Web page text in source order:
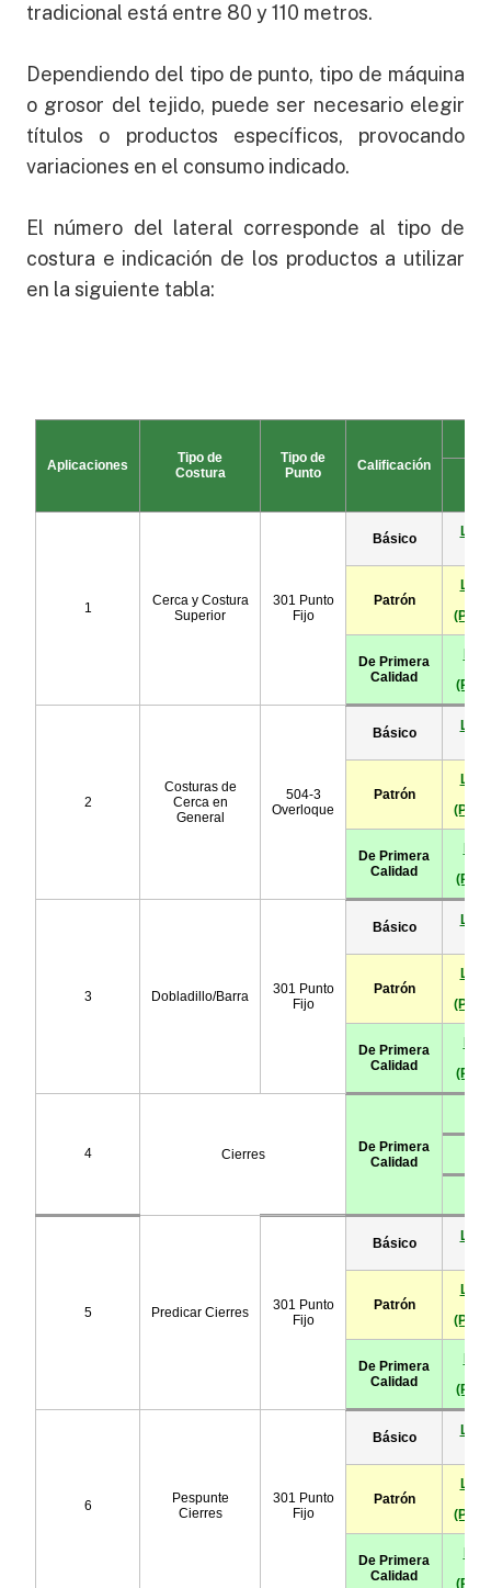
tradicional está entre 80 y 110 metros.
Dependiendo del tipo de punto, tipo de máquina
o grosor del tejido, puede ser necesario elegir
títulos o productos específicos, provocando
variaciones en el consumo indicado.
El número del lateral corresponde al tipo de
costura e indicación de los productos a utilizar
en la siguiente tabla: